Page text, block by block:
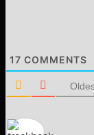
17 COMMENTS